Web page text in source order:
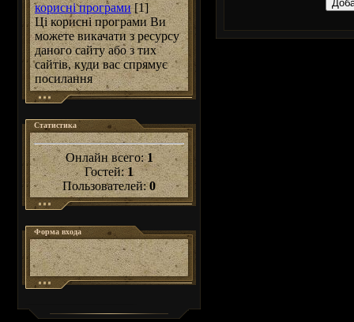
корисні програми [1]
Ці корисні програми Ви
можете викачати з ресурсу
даного сайту або з тих
сайтів, куди вас спрямує
посилання
Статистика
Онлайн всего:1
Гостей:1
Пользователей:0
Форма входа